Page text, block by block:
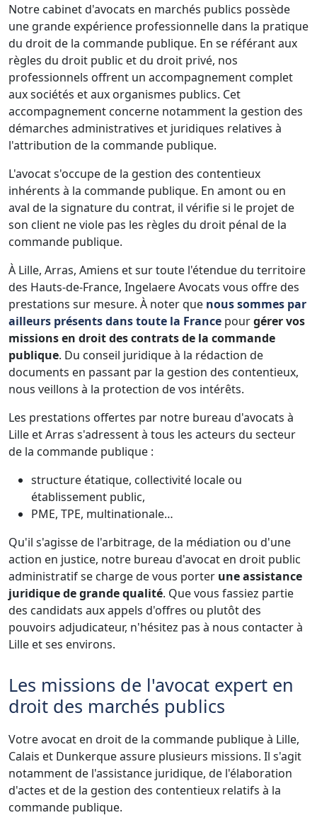
Notre cabinet d'avocats en marchés publics possède
une grande expérience professionnelle dans la pratique
du droit de la commande publique. En se référant aux
règles du droit public et du droit privé, nos
professionnels offrent un accompagnement complet
aux sociétés et aux organismes publics. Cet
accompagnement concerne notamment la gestion des
démarches administratives et juridiques relatives à
l'attribution de la commande publique.
L'avocat s'occupe de la gestion des contentieux
inhérents à la commande publique. En amont ou en
aval de la signature du contrat, il vérifie si le projet de
son client ne viole pas les règles du droit pénal de la
commande publique.
À Lille, Arras, Amiens et sur toute l'étendue du territoire
des Hauts-de-France, Ingelaere Avocats vous offre des
prestations sur mesure. À noter que nous sommes par
ailleurs présents dans toute la France pourgérer vos
missions en droit des contrats de la commande
publique. Du conseil juridique à la rédaction de
documents en passant par la gestion des contentieux,
nous veillons à la protection de vos intérêts.
Les prestations offertes par notre bureau d'avocats à
Lille et Arras s'adressent à tous les acteurs du secteur
de la commande publique :
structure étatique, collectivité locale ou
établissement public,
PME, TPE, multinationale…
Qu'il s'agisse de l'arbitrage, de la médiation ou d'une
action en justice, notre bureau d'avocat en droit public
administratif se charge de vous porter une assistance
juridique de grande qualité. Que vous fassiez partie
des candidats aux appels d'offres ou plutôt des
pouvoirs adjudicateur, n'hésitez pas à nous contacter à
Lille et ses environs.
Les missions de l'avocat expert en
droit des marchés publics
Votre avocat en droit de la commande publique à Lille,
Calais et Dunkerque assure plusieurs missions. Il s'agit
notamment de l'assistance juridique, de l'élaboration
d'actes et de la gestion des contentieux relatifs à la
commande publique.